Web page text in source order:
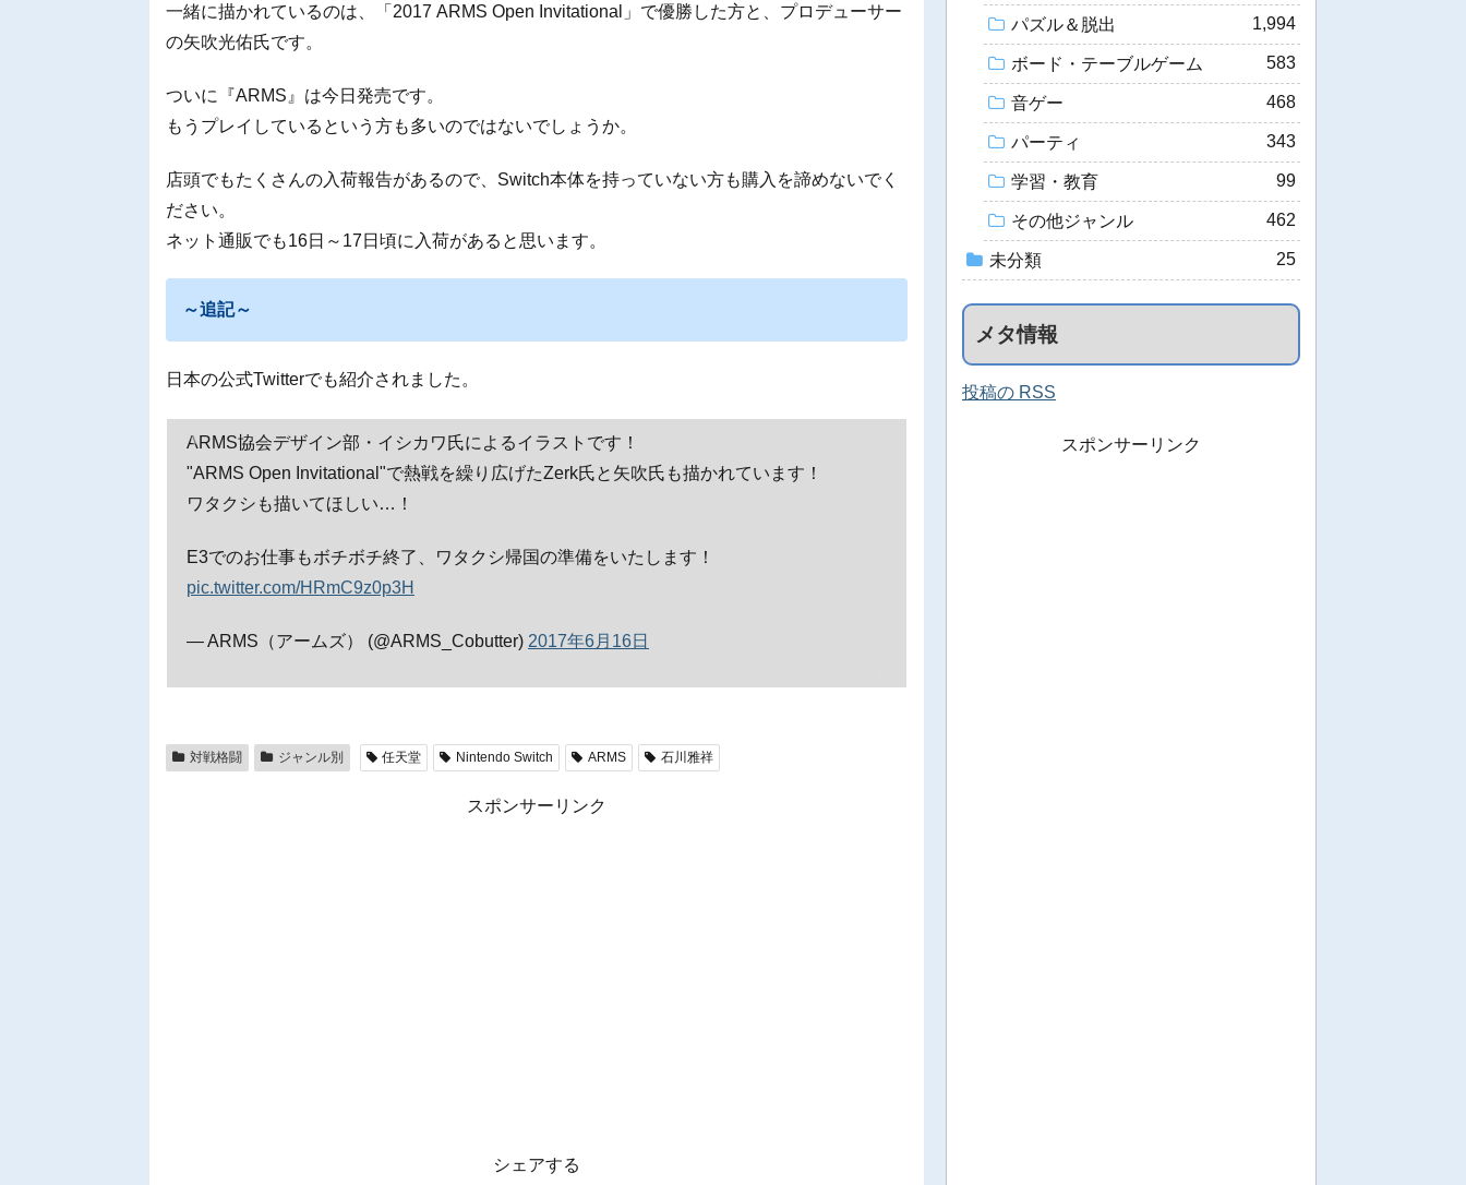
一緒に描かれているのは、「2017 ARMS Open Invitational」で優勝した方と、プロデューサー
の矢吹光佑氏です。
ついに『ARMS』は今日発売です。
もうプレイしているという方も多いのではないでしょうか。
店頭でもたくさんの入荷報告があるので、Switch本体を持っていない方も購入を諦めないでく
ださい。
ネット通販でも16日～17日頃に入荷があると思います。
～追記～
日本の公式Twitterでも紹介されました。
ARMS協会デザイン部・イシカワ氏によるイラストです！
"ARMS Open Invitational"で熱戦を繰り広げたZerk氏と矢吹氏も描かれています！
ワタクシも描いてほしい…！
E3でのお仕事もボチボチ終了、ワタクシ帰国の準備をいたします！
pic.twitter.com/HRmC9z0p3H
— ARMS（アームズ） (@ARMS_Cobutter) 2017年6月16日
対戦格闘 ジャンル別 任天堂 Nintendo Switch ARMS 石川雅祥
スポンサーリンク
シェアする
パズル＆脱出 1,994
ボード・テーブルゲーム 583
音ゲー 468
パーティ 343
学習・教育 99
その他ジャンル 462
未分類 25
メタ情報
投稿の RSS
スポンサーリンク